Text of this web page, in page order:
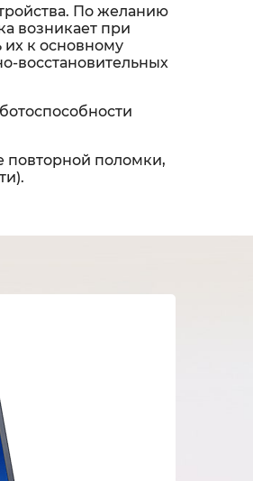
По желанию
возникает при
их к основному
восстановительных
повторной поломки,